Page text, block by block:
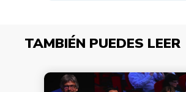
TAMBIÉN PUEDES LEER